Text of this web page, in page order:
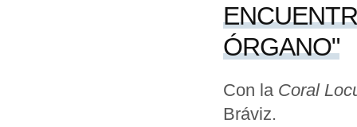
ÓRGANO"
Con la Coral
Bráviz.